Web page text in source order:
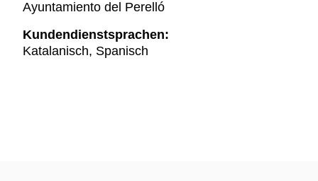
Ayuntamiento del Perelló
Kundendienstsprachen:
Katalanisch, Spanisch